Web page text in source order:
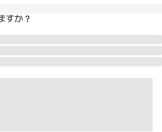
すか？